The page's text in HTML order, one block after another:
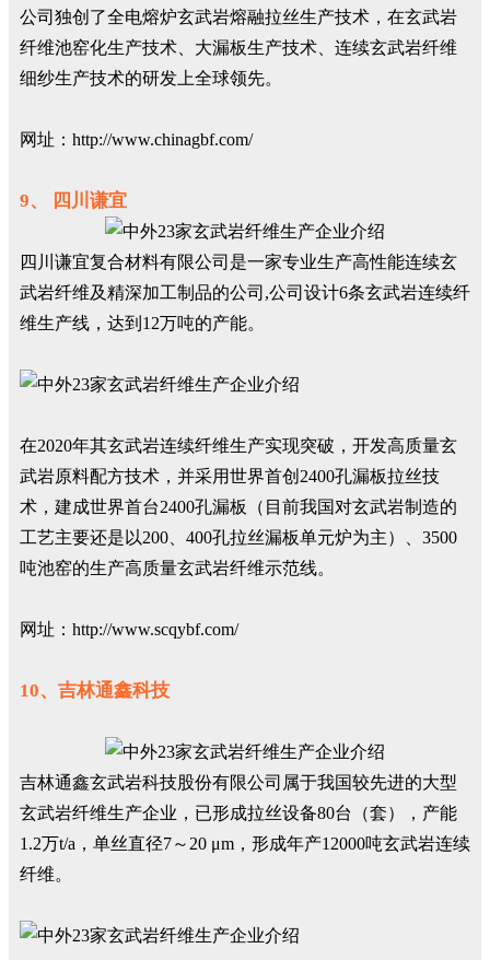
公司独创了全电熔炉玄武岩熔融拉丝生产技术，在玄武岩
纤维池窑化生产技术、大漏板生产技术、连续玄武岩纤维
细纱生产技术的研发上全球领先。
网址：http://www.chinagbf.com/
9、 四川谦宜
四川谦宜复合材料有限公司是一家专业生产高性能连续玄
武岩纤维及精深加工制品的公司,公司设计6条玄武岩连续纤
维生产线，达到12万吨的产能。
在2020年其玄武岩连续纤维生产实现突破，开发高质量玄
武岩原料配方技术，并采用世界首创2400孔漏板拉丝技
术，建成世界首台2400孔漏板（目前我国对玄武岩制造的
工艺主要还是以200、400孔拉丝漏板单元炉为主）、3500
吨池窑的生产高质量玄武岩纤维示范线。
网址：http://www.scqybf.com/
10、吉林通鑫科技
吉林通鑫玄武岩科技股份有限公司属于我国较先进的大型
玄武岩纤维生产企业，已形成拉丝设备80台（套），产能
1.2万t/a，单丝直径7～20 μm，形成年产12000吨玄武岩连续
纤维。